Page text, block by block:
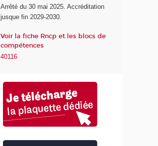
Arrêté du 30 mai 2025. Accréditation
jusque fin 2029-2030.
Voir la fiche Rncp et les blocs de
compétences
40116